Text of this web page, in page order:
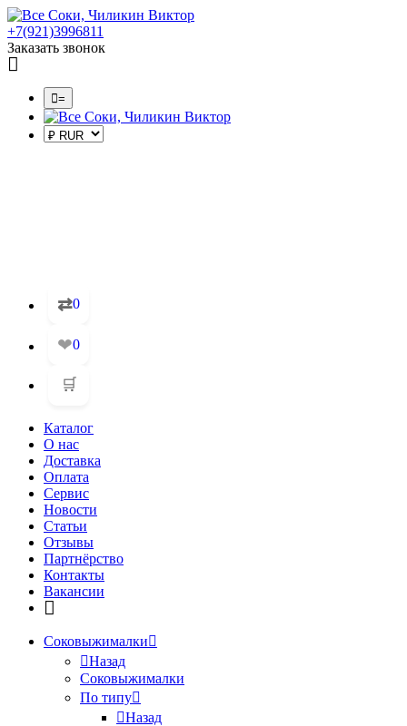
+7(921)3996811
Заказать звонок
=
⇄0
❤0
🛒
Каталог
О нас
Доставка
Оплата
Сервис
Новости
Статьи
Отзывы
Партнёрство
Контакты
Вакансии
Соковыжималки
Назад
Соковыжималки
По типу
Назад